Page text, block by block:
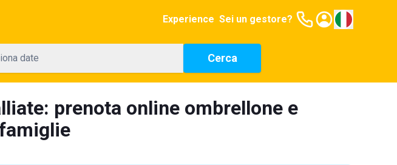
Experience Sei un gestore?
date Cerca
prenota online ombrellone e